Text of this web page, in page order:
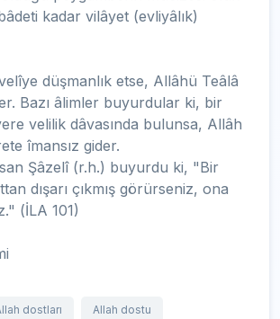
kadar vilâyet (evliyâlık)
düşmanlık etse, Allâhü Teâlâ
Bazı âlimler buyurdular ki, bir
velilik dâvasında bulunsa, Allâh
îmansız gider.
Şâzelî (r.h.) buyurdu ki, "Bir
dışarı çıkmış görürseniz, ona
(İLA 101)
dostları Allah dostu